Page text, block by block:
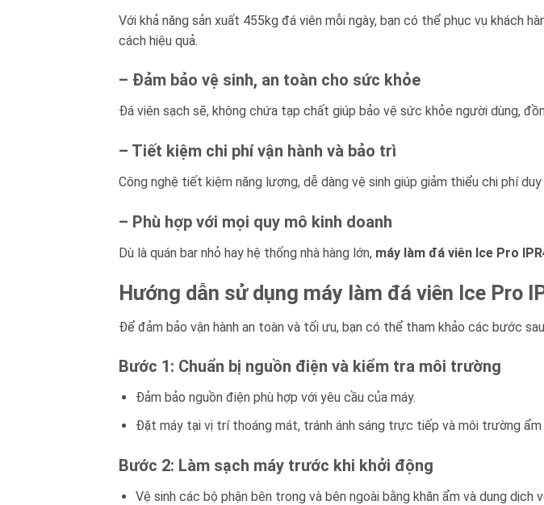
Với khả năng sản xuất 455kg đá viên mỗi ngày, bạn có thể phục vụ khách
cách hiệu quả.
– Đảm bảo vệ sinh, an toàn cho sức khỏe
Đá viên sạch sẽ, không chứa tạp chất giúp bảo vệ sức khỏe người dùng,
– Tiết kiệm chi phí vận hành và bảo trì
Công nghệ tiết kiệm năng lượng, dễ dàng vệ sinh giúp giảm thiểu chi phí
– Phù hợp với mọi quy mô kinh doanh
Dù là quán bar nhỏ hay hệ thống nhà hàng lớn, máy làm đá viên Ice Pro
Hướng dẫn sử dụng máy làm đá viên Ice Pro
Để đảm bảo vận hành an toàn và tối ưu, bạn có thể tham khảo các bước
Bước 1: Chuẩn bị nguồn điện và kiểm tra môi trường
Đảm bảo nguồn điện phù hợp với yêu cầu của máy.
Đặt máy tại vị trí thoáng mát, tránh ánh sáng trực tiếp và môi trường
Bước 2: Làm sạch máy trước khi khởi động
Vệ sinh các bộ phận bên trong và bên ngoài bằng khăn ẩm và dung dịch